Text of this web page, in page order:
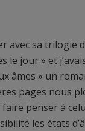
avec sa trilogie
le jour » et
âmes » un
pages nous
penser à
les états